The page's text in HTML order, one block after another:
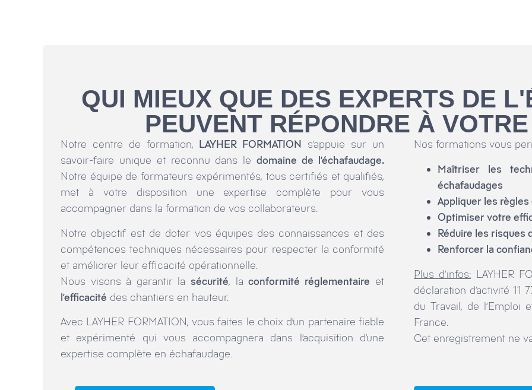
QUI MIEUX QUE DES EXPERTS DE
PEUVENT RÉPONDRE À
Notre centre de formation, LAYHER FORMATION s’appuie sur un
savoir-faire unique et reconnu dans le domaine de l’échafaudage.
Notre équipe de formateurs expérimentés, tous certifiés et qualifiés,
met à votre disposition une expertise complète pour vous
accompagner dans la formation de vos collaborateurs.
Notre objectif est de doter vos équipes des connaissances et des
compétences techniques nécessaires pour respecter la conformité
et améliorer leur efficacité opérationnelle.
Nous visons à garantir la sécurité, la conformité réglementaire et
l’efficacité des chantiers en hauteur.
Avec LAYHER FORMATION, vous faites le choix d’un partenaire fiable
et expérimenté qui vous accompagnera dans l’acquisition d’une
expertise complète en échafaudage.
Nos formations vous
Maîtriser les
échafaudages
Appliquer les
Optimiser votre
Réduire les risques
Renforcer la
Plus d’infos: LAYHER
déclaration d’activité 11
du Travail, de l’Emploi
France.
Cet enregistrement ne